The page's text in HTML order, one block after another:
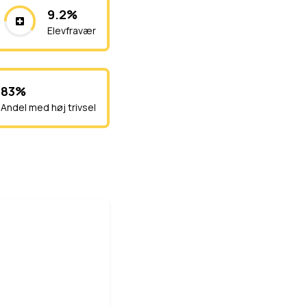
9.2%
Elevfravær
83%
Andel med høj trivsel